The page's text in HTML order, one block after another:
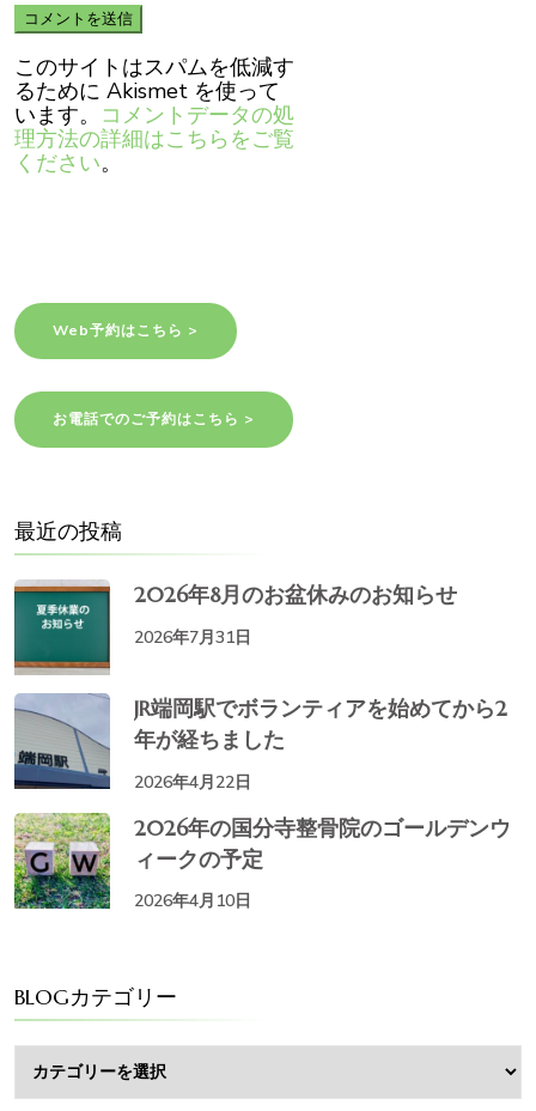
このサイトはスパムを低減す
るために Akismet を使って
います。 コメントデータの処
理方法の詳細はこちらをご覧
ください。
Web予約はこちら >
お電話でのご予約はこちら >
最近の投稿
2026年8月のお盆休みのお知らせ
2026年7月31日
JR端岡駅でボランティアを始めてから2
年が経ちました
2026年4月22日
2026年の国分寺整骨院のゴールデンウ
ィークの予定
2026年4月10日
BLOGカテゴリー
カ
テ